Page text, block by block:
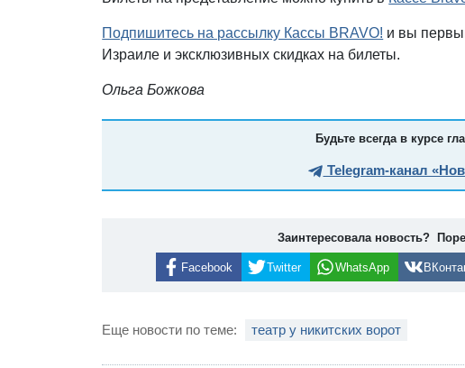
Подпишитесь на рассылку Кассы BRAVO! и вы
Израиле и эксклюзивных скидках на билеты.
Ольга Божкова
Будьте всегда в курсе
Telegram-канал
Заинтересовала новость?
Facebook Twitter WhatsApp
Еще новости по теме: театр у никитских ворот